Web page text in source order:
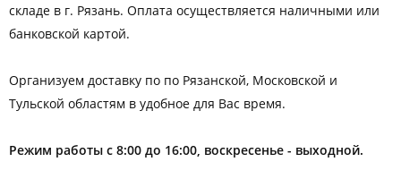
складе в г. Рязань. Оплата осуществляется наличными или
банковской картой.
Организуем доставку по по Рязанской, Московской и
Тульской областям в удобное для Вас время.
Режим работы с 8:00 до 16:00, воскресенье - выходной.